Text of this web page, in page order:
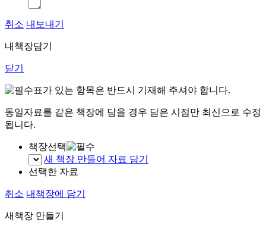
취소 내보내기
내책장담기
닫기
표가 있는 항목은 반드시 기재해 주셔야 합니다.
동일자료를 같은 책장에 담을 경우 담은 시점만 최신으로 수정
됩니다.
책장선택
새 책장 만들어 자료 담기
선택한 자료
취소 내책장에 담기
새책장 만들기